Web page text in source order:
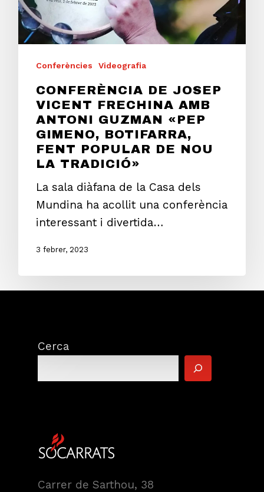
Conferències Videografia
CONFERÈNCIA DE JOSEP
VICENT FRECHINA AMB
ANTONI GUZMAN «PEP
GIMENO, BOTIFARRA,
FENT POPULAR DE NOU
LA TRADICIÓ»
La sala diàfana de la Casa dels
Mundina ha acollit una conferència
interessant i divertida…
3 febrer, 2023
Cerca
Carrer de Sarthou, 38